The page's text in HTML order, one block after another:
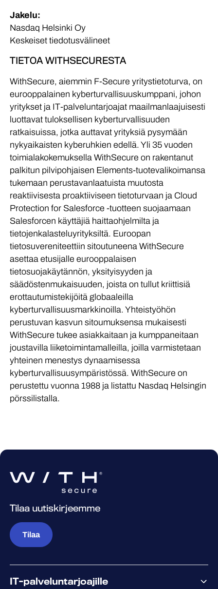
Jakelu:
Nasdaq Helsinki Oy
Keskeiset tiedotusvälineet
TIETOA WITHSECURESTA
WithSecure, aiemmin F-Secure yritystietoturva, on
eurooppalainen kyberturvallisuuskumppani, johon
yritykset ja IT-palveluntarjoajat maailmanlaajuisesti
luottavat tuloksellisen kyberturvallisuuden
ratkaisuissa, jotka auttavat yrityksiä pysymään
nykyaikaisten kyberuhkien edellä. Yli 35 vuoden
toimialakokemuksella WithSecure on rakentanut
palkitun pilvipohjaisen Elements-tuotevalikoimansa
tukemaan perustavanlaatuista muutosta
reaktiivisesta proaktiiviseen tietoturvaan ja Cloud
Protection for Salesforce -tuotteen suojaamaan
Salesforcen käyttäjiä haittaohjelmilta ja
tietojenkalasteluyrityksiltä. Euroopan
tietosuvereniteettiin sitoutuneena WithSecure
asettaa etusijalle eurooppalaisen
tietosuojakäytännön, yksityisyyden ja
säädöstenmukaisuuden, joista on tullut kriittisiä
erottautumistekijöitä globaaleilla
kyberturvallisuusmarkkinoilla. Yhteistyöhön
perustuvan kasvun sitoumuksensa mukaisesti
WithSecure tukee asiakkaitaan ja kumppaneitaan
joustavilla liiketoimintamalleilla, joilla varmistetaan
yhteinen menestys dynaamisessa
kyberturvallisuusympäristössä. WithSecure on
perustettu vuonna 1988 ja listattu Nasdaq Helsingin
pörssilistalla.
Tilaa uutiskirjeemme
Tilaa
IT-palveluntarjoajille